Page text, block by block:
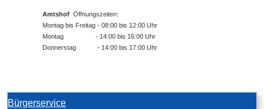
Amtshof Öffnungszeiten:
Montag bis Freitag - 08:00 bis 12:00 Uhr
Montag - 14:00 bis 16:00 Uhr
Donnerstag - 14:00 bis 17:00 Uhr
Bürgerservice